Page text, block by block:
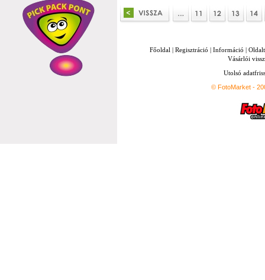
Főoldal | Regisztráció | Információ |
Vásárlói
Utolsó
© FotoMarket -